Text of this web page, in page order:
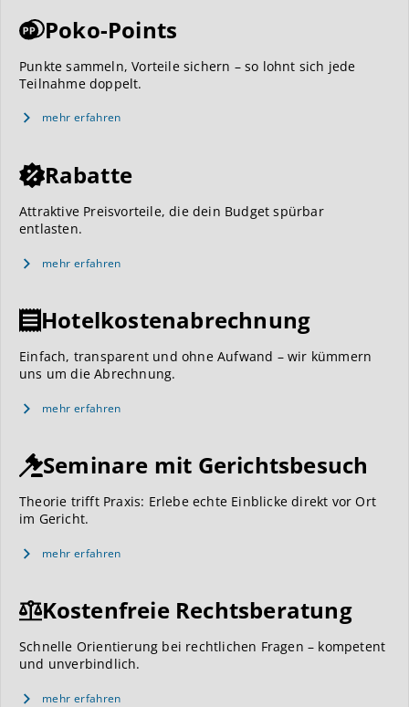
Poko-Points
Punkte sammeln, Vorteile sichern – so lohnt sich jede
Teilnahme doppelt.
mehr erfahren
Rabatte
Attraktive Preisvorteile, die dein Budget spürbar
entlasten.
mehr erfahren
Hotelkostenabrechnung
Einfach, transparent und ohne Aufwand – wir kümmern
uns um die Abrechnung.
mehr erfahren
Seminare mit Gerichtsbesuch
Theorie trifft Praxis: Erlebe echte Einblicke direkt vor Ort
im Gericht.
mehr erfahren
Kostenfreie Rechtsberatung
Schnelle Orientierung bei rechtlichen Fragen – kompetent
und unverbindlich.
mehr erfahren